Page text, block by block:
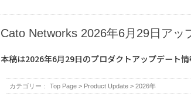
Cato Networks 2026年6月29日アッ
本稿は2026年6月29日のプロダクトアップデート情
カテゴリー : Top Page > Product Update > 2026年